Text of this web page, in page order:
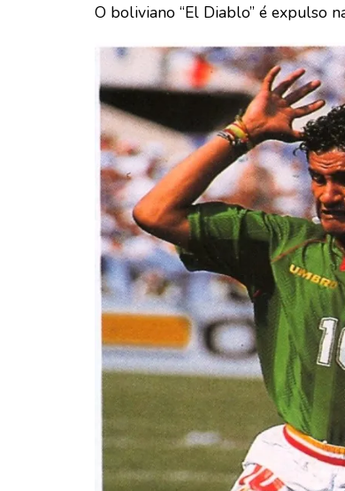
O boliviano “El Diablo” é expulso